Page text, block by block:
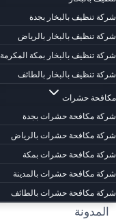
شركة تنظيف بالبخار بجدة
شركة تنظيف بالبخار بالرياض
شركة تنظيف بالبخار بمكة المكرمة
شركة تنظيف بالبخار بالطائف
مكافحة حشرات
شركة مكافحة حشرات بجدة
شركة مكافحة حشرات بالرياض
شركة مكافحة حشرات بمكة
شركة مكافحة حشرات بالمدينة
شركة مكافحة حشرات بالطائف
المدونة